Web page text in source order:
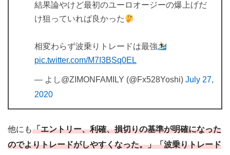
結果論やけど最初のユーロオージーの爆上げだ
け狙っていれば良かった
相変わらず波乗りトレードは最強
pic.twitter.com/M7I3BSq0EL
— よし@ZIMONFAMILY (@Fx528Yoshi) July 27,
2020
他にも「エントリー、利確、損切りの基準が明確になった
のでよりトレードがしやすくなった。」「波乗りトレード